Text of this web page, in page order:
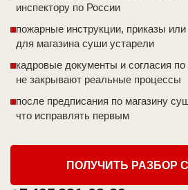
инспектору по России
пожарные инструкции, приказы
для магазина суши устарели
кадровые документы и согласия
не закрывают реальные процессы
после предписания по магазину
что исправлять первым
ПОЛУЧИТЬ РАЗБОР